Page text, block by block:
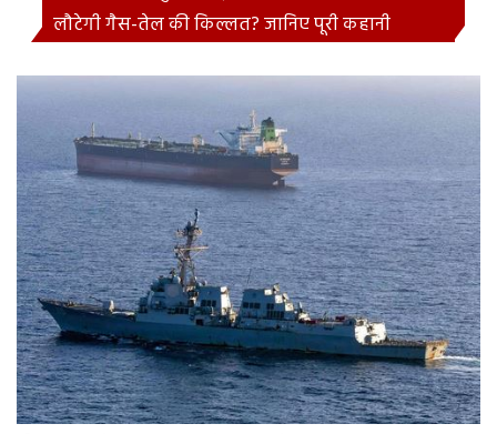
लौटेगी गैस-तेल की किल्लत? जानिए पूरी कहानी